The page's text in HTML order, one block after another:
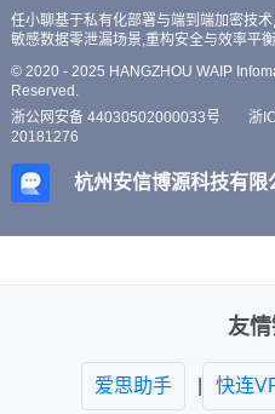
任小聊基于私有化部署与端到端加密技
敏感数据零泄漏场景,重构安全与效率平
© 2020 - 2025 HANGZHOU WAIP
Reserved.
浙公网安备 44030502000033号
浙
20181276
杭州安信博源科技有限
友
爱思助手 快连